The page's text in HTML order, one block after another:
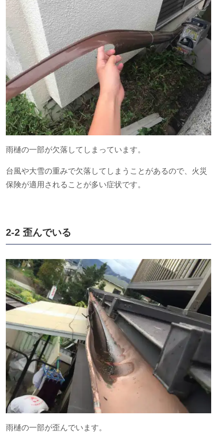
雨樋の一部が欠落してしまっています。
台風や大雪の重みで欠落してしまうことがあるので、火災
保険が適用されることが多い症状です。
2-2 歪んでいる
雨樋の一部が歪んでいます。